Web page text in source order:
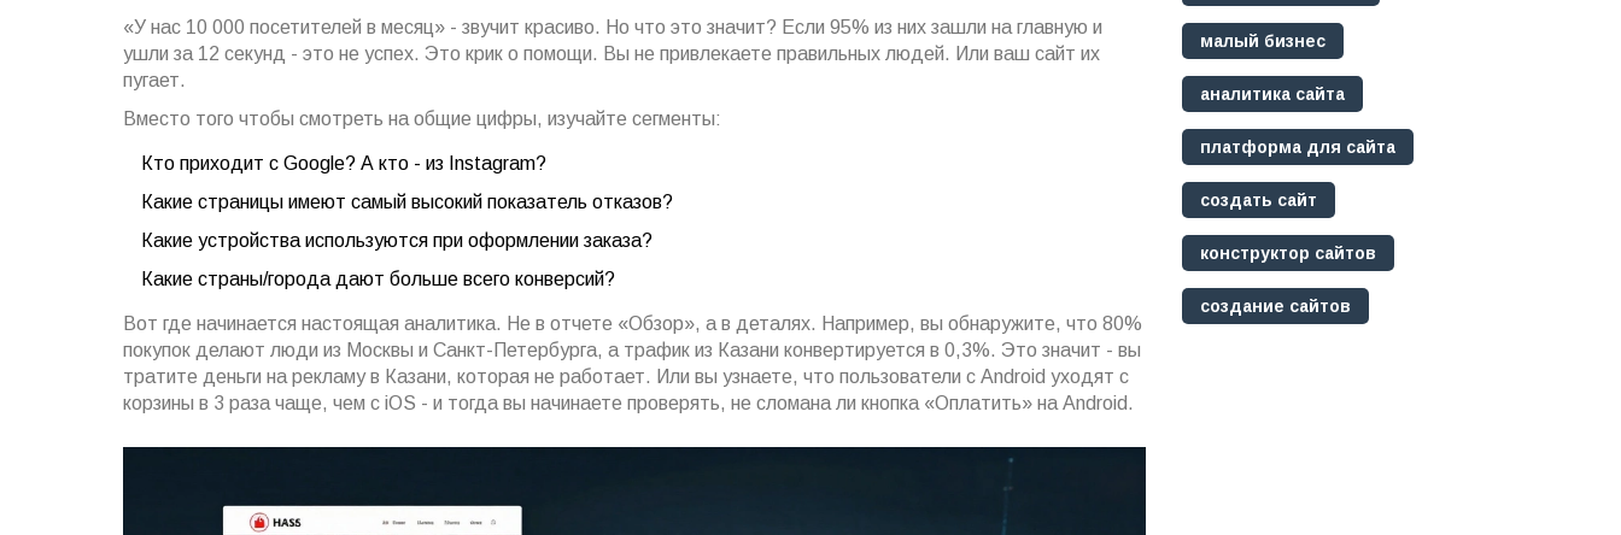
«У нас 10 000 посетителей в месяц» - звучит красиво. Но что это значит? Если 95% из них зашли на главную и
ушли за 12 секунд - это не успех. Это крик о помощи. Вы не привлекаете правильных людей. Или ваш сайт их
пугает.
Вместо того чтобы смотреть на общие цифры, изучайте сегменты:
Кто приходит с Google? А кто - из Instagram?
Какие страницы имеют самый высокий показатель отказов?
Какие устройства используются при оформлении заказа?
Какие страны/города дают больше всего конверсий?
Вот где начинается настоящая аналитика. Не в отчете «Обзор», а в деталях. Например, вы обнаружите, что 80%
покупок делают люди из Москвы и Санкт-Петербурга, а трафик из Казани конвертируется в 0,3%. Это значит - вы
тратите деньги на рекламу в Казани, которая не работает. Или вы узнаете, что пользователи с Android уходят с
корзины в 3 раза чаще, чем с iOS - и тогда вы начинаете проверять, не сломана ли кнопка «Оплатить» на Android.
малый бизнес
аналитика сайта
платформа для сайта
создать сайт
конструктор сайтов
создание сайтов